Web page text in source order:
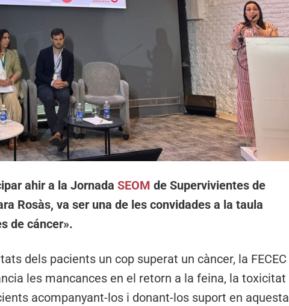
ahir a la JornadaSEOM de Supervivientes de
Rosàs, va ser una de les convidades a la taula
de cáncer».
dels pacients un cop superat un càncer, la FECEC
les mancances en el retorn a la feina, la toxicitat
acompanyant-los i donant-los suport en aquesta